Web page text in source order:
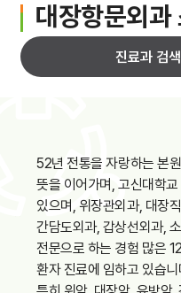
응
가
대장항문외과
진료과 검
52년 전통을 자랑하는 본
뜻을 이어가며, 고신대학
있으며, 위장관외과, 대장
간담도외과, 갑상선외과,
전문으로 하는 경험 많은
환자 진료에 임하고 있습니